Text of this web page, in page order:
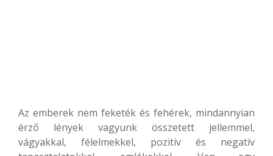
Az emberek nem feketék és fehérek, mindannyian
érző lények vagyunk összetett jellemmel,
vágyakkal, félelmekkel, pozitív és negatív